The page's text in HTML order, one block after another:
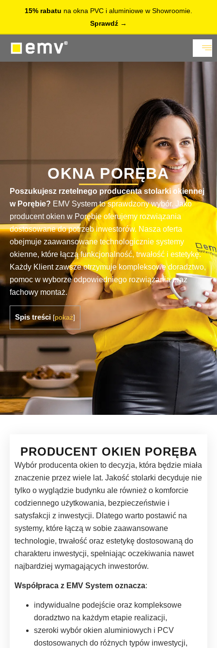
15% rabatu na okna PVC i aluminiowe w Showroomie.
Sprawdź
OKNA PORĘBA
Poszukujesz rzetelnego producenta stolarki okiennej
w Porębie? EMV System to sprawdzony wybór. Jako
producent okien w Porębie oferujemy rozwiązania
dostosowane do potrzeb inwestorów. Nasza oferta
obejmuje zaawansowane technologicznie systemy
okienne, które łączą funkcjonalność, trwałość i estetykę.
Każdy Klient zawsze otrzymuje kompleksowe doradztwo,
pomoc w wyborze odpowiedniego rozwiązania oraz
fachowy montaż.
Spis treści [pokaż]
PRODUCENT OKIEN PORĘBA
Wybór producenta okien to decyzja, która będzie miała
znaczenie przez wiele lat. Jakość stolarki decyduje nie
tylko o wyglądzie budynku ale również o komforcie
codziennego użytkowania, bezpieczeństwie i
satysfakcji z inwestycji. Dlatego warto postawić na
systemy, które łączą w sobie zaawansowane
technologie, trwałość oraz estetykę dostosowaną do
charakteru inwestycji, spełniając oczekiwania nawet
najbardziej wymagających inwestorów.
Współpraca z EMV System oznacza:
indywidualne podejście oraz kompleksowe
doradztwo na każdym etapie realizacji,
szeroki wybór okien aluminiowych i PCV
dostosowanych do różnych typów inwestycji,